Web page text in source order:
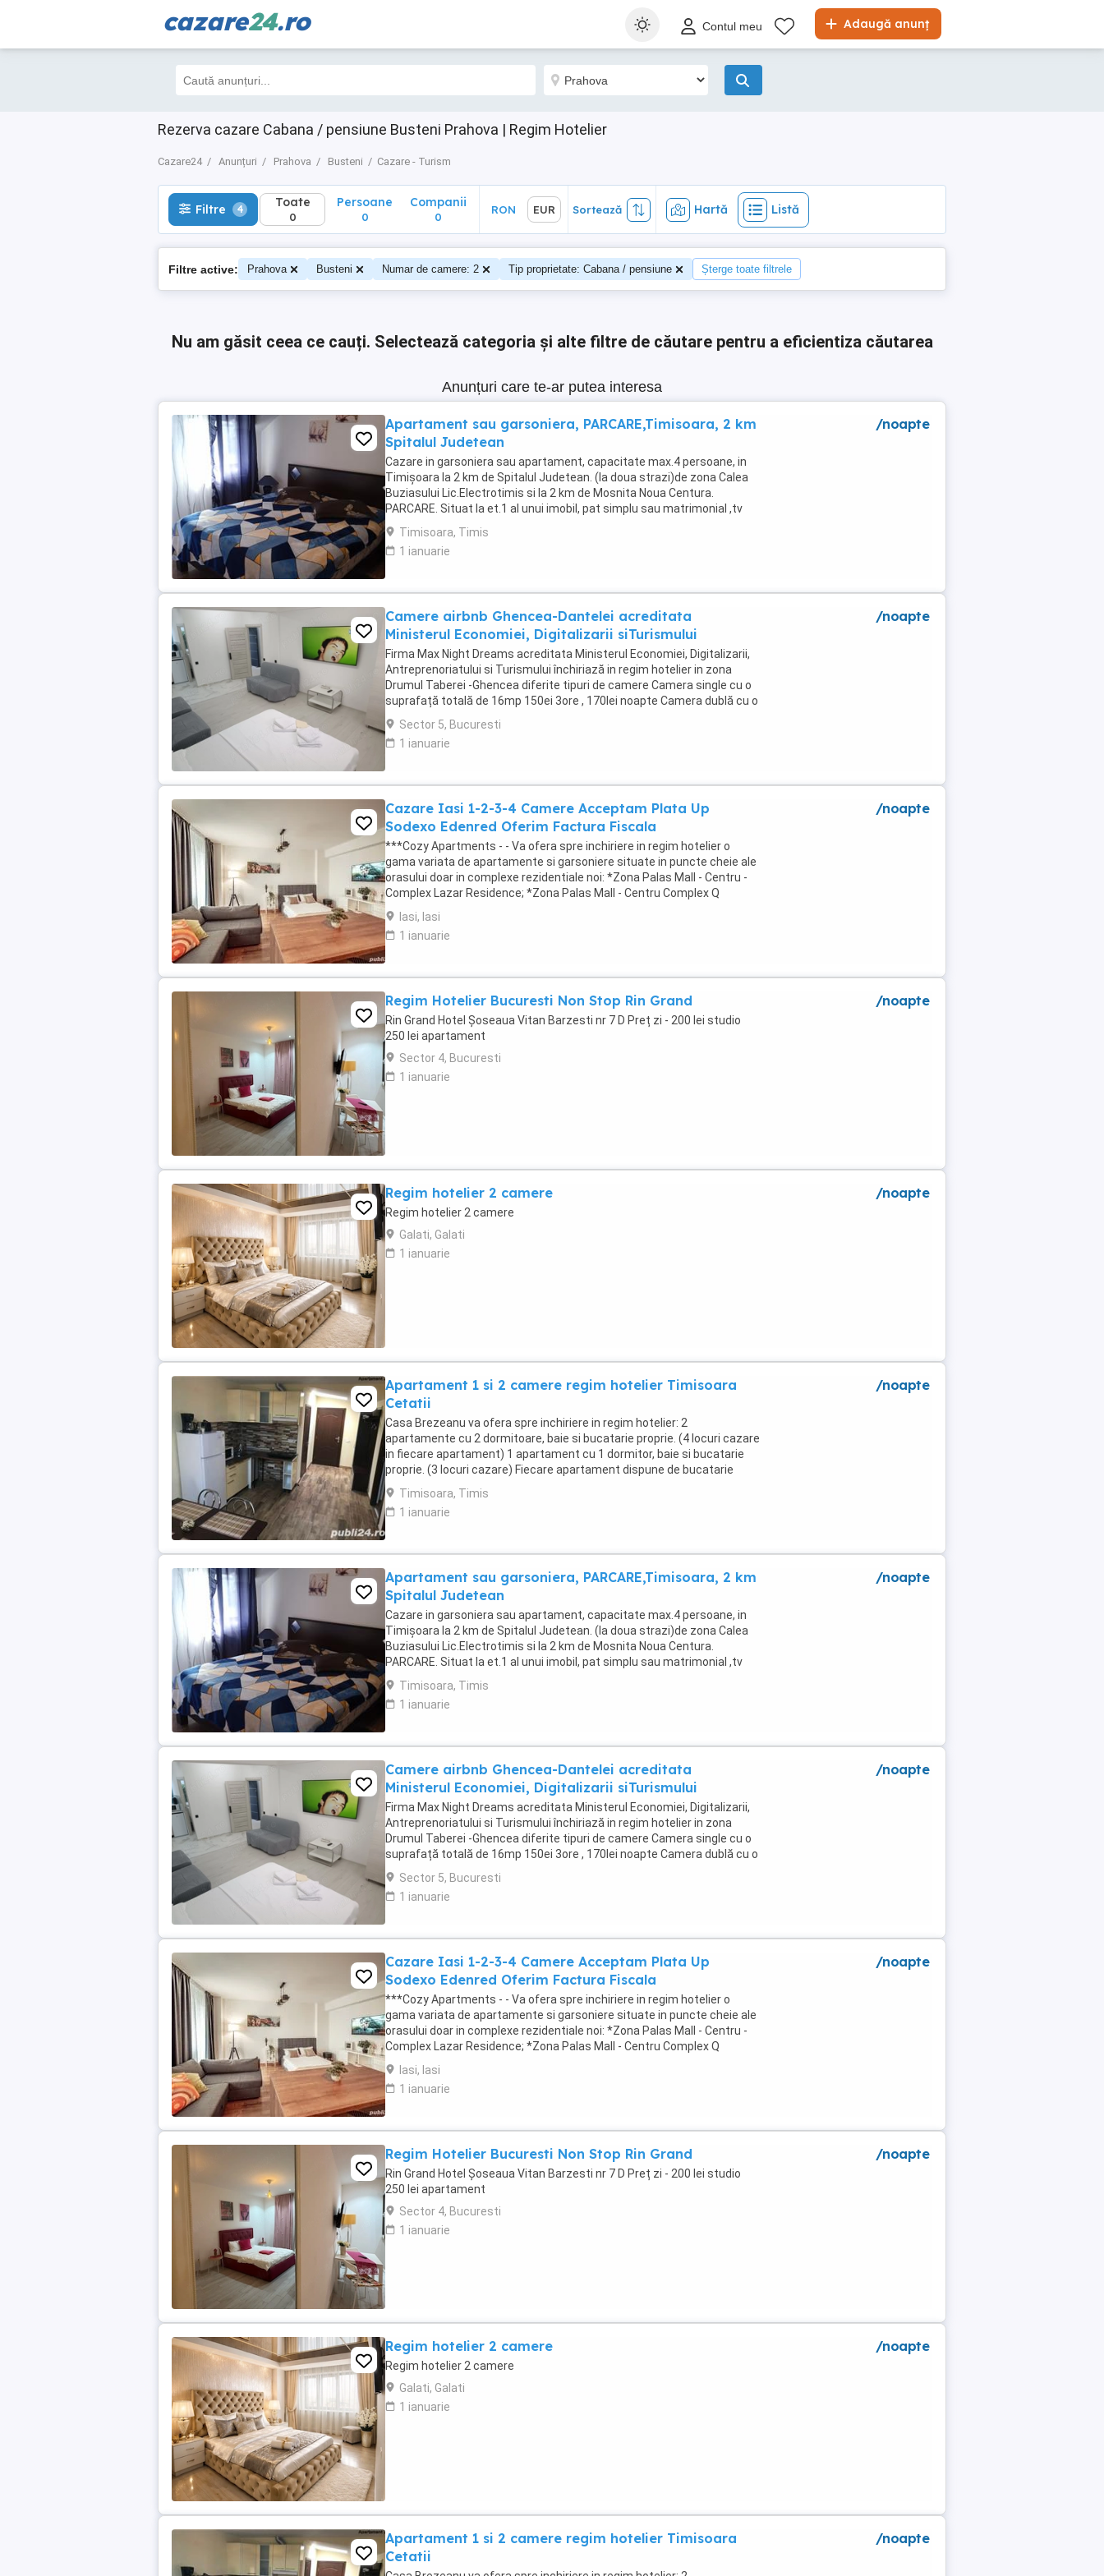
cazare24.ro Adaugă anunț
Contul meu
Rezerva cazare Cabana / pensiune Busteni Prahova | Regim Hotelier
Cazare24 Anunțuri Prahova Busteni Cazare - Turism
Filtre 4 Toate
0
Hartă Listă
Filtre 4 Toate
0
Persoane
0
Companii
0
RON EUR Sortează Hartă Listă
Filtre active: Prahova Busteni Numar de camere: 2 Tip proprietate: Cabana / pensiune Șterge toate filtrele
Nu am găsit ceea ce cauți. Selectează categoria și alte filtre de căutare pentru a eficientiza căutarea
Anunțuri care te-ar putea interesa
Apartament sau garsoniera, PARCARE,Timisoara, 2 km
Spitalul Judetean
Cazare in garsoniera sau apartament, capacitate max.4 persoane, in
Timișoara la 2 km de Spitalul Judetean. (la doua strazi)de zona Calea
Buziasului Lic.Electrotimis si la 2 km de Mosnita Noua Centura.
PARCARE. Situat la et.1 al unui imobil, pat simplu sau matrimonial ,tv
+wifi , frigider, mașină spălat, ...
Timisoara, Timis
1 ianuarie
/noapte
Camere airbnb Ghencea-Dantelei acreditata
Ministerul Economiei, Digitalizarii siTurismului
Firma Max Night Dreams acreditata Ministerul Economiei, Digitalizarii,
Antreprenoriatului si Turismului închiriază in regim hotelier in zona
Drumul Taberei -Ghencea diferite tipuri de camere Camera single cu o
suprafață totală de 16mp 150ei 3ore , 170lei noapte Camera dublă cu o
suprafață totală de ...
Sector 5, Bucuresti
1 ianuarie
/noapte
Cazare Iasi 1-2-3-4 Camere Acceptam Plata Up
Sodexo Edenred Oferim Factura Fiscala
***Cozy Apartments - - Va ofera spre inchiriere in regim hotelier o
gama variata de apartamente si garsoniere situate in puncte cheie ale
orasului doar in complexe rezidentiale noi: *Zona Palas Mall - Centru -
Complex Lazar Residence; *Zona Palas Mall - Centru Complex Q
Residence; *Zona Palas Mall - ...
Iasi, Iasi
1 ianuarie
/noapte
Regim Hotelier Bucuresti Non Stop Rin Grand
Rin Grand Hotel Șoseaua Vitan Barzesti nr 7 D Preț zi - 200 lei studio
250 lei apartament
Sector 4, Bucuresti
1 ianuarie
/noapte
Regim hotelier 2 camere
Regim hotelier 2 camere
Galati, Galati
1 ianuarie
/noapte
Apartament 1 si 2 camere regim hotelier Timisoara
Cetatii
Casa Brezeanu va ofera spre inchiriere in regim hotelier: 2
apartamente cu 2 dormitoare, baie si bucatarie proprie. (4 locuri cazare
in fiecare apartament) 1 apartament cu 1 dormitor, baie si bucatarie
proprie. (3 locuri cazare) Fiecare apartament dispune de bucatarie
complet utilata,baie cu cabina ...
Timisoara, Timis
1 ianuarie
/noapte
Apartament sau garsoniera, PARCARE,Timisoara, 2 km
Spitalul Judetean
Cazare in garsoniera sau apartament, capacitate max.4 persoane, in
Timișoara la 2 km de Spitalul Judetean. (la doua strazi)de zona Calea
Buziasului Lic.Electrotimis si la 2 km de Mosnita Noua Centura.
PARCARE. Situat la et.1 al unui imobil, pat simplu sau matrimonial ,tv
+wifi , frigider, mașină spălat, ...
Timisoara, Timis
1 ianuarie
/noapte
Camere airbnb Ghencea-Dantelei acreditata
Ministerul Economiei, Digitalizarii siTurismului
Firma Max Night Dreams acreditata Ministerul Economiei, Digitalizarii,
Antreprenoriatului si Turismului închiriază in regim hotelier in zona
Drumul Taberei -Ghencea diferite tipuri de camere Camera single cu o
suprafață totală de 16mp 150ei 3ore , 170lei noapte Camera dublă cu o
suprafață totală de ...
Sector 5, Bucuresti
1 ianuarie
/noapte
Cazare Iasi 1-2-3-4 Camere Acceptam Plata Up
Sodexo Edenred Oferim Factura Fiscala
***Cozy Apartments - - Va ofera spre inchiriere in regim hotelier o
gama variata de apartamente si garsoniere situate in puncte cheie ale
orasului doar in complexe rezidentiale noi: *Zona Palas Mall - Centru -
Complex Lazar Residence; *Zona Palas Mall - Centru Complex Q
Residence; *Zona Palas Mall - ...
Iasi, Iasi
1 ianuarie
/noapte
Regim Hotelier Bucuresti Non Stop Rin Grand
Rin Grand Hotel Șoseaua Vitan Barzesti nr 7 D Preț zi - 200 lei studio
250 lei apartament
Sector 4, Bucuresti
1 ianuarie
/noapte
Regim hotelier 2 camere
Regim hotelier 2 camere
Galati, Galati
1 ianuarie
/noapte
Apartament 1 si 2 camere regim hotelier Timisoara
Cetatii
/noapte